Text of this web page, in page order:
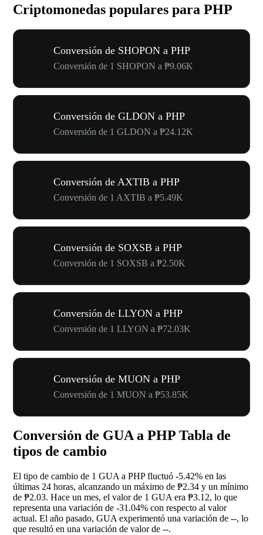
Criptomonedas populares para PHP
Conversión de SHOPON a PHP
Conversión de 1 SHOPON a ₱9.06K
Conversión de GLDON a PHP
Conversión de 1 GLDON a ₱24.12K
Conversión de AXTIB a PHP
Conversión de 1 AXTIB a ₱5.49K
Conversión de SOXSB a PHP
Conversión de 1 SOXSB a ₱2.50K
Conversión de LLYON a PHP
Conversión de 1 LLYON a ₱72.03K
Conversión de MUON a PHP
Conversión de 1 MUON a ₱53.85K
Conversión de GUA a PHP Tabla de
tipos de cambio
El tipo de cambio de 1 GUA a PHP fluctuó -5.42% en las
últimas 24 horas, alcanzando un máximo de ₱2.34 y un mínimo
de ₱2.03. Hace un mes, el valor de 1 GUA era ₱3.12, lo que
representa una variación de -31.04% con respecto al valor
actual. El año pasado, GUA experimentó una variación de --, lo
que resultó en una variación de valor de --.